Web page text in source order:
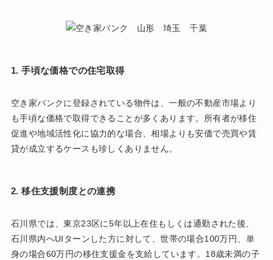
1. 手頃な価格での住宅取得
空き家バンクに登録されている物件は、一般の不動産市場より
も手頃な価格で取得できることが多くあります。所有者が移住
促進や地域活性化に協力的な場合、相場よりも安価で売買や賃
貸が成立するケースも珍しくありません。
2. 移住支援制度との連携
石川県では、東京23区に5年以上在住もしくは通勤された後、
石川県内へUIターンした方に対して、世帯の場合100万円、単
身の場合60万円の移住支援金を支給しています。18歳未満の子